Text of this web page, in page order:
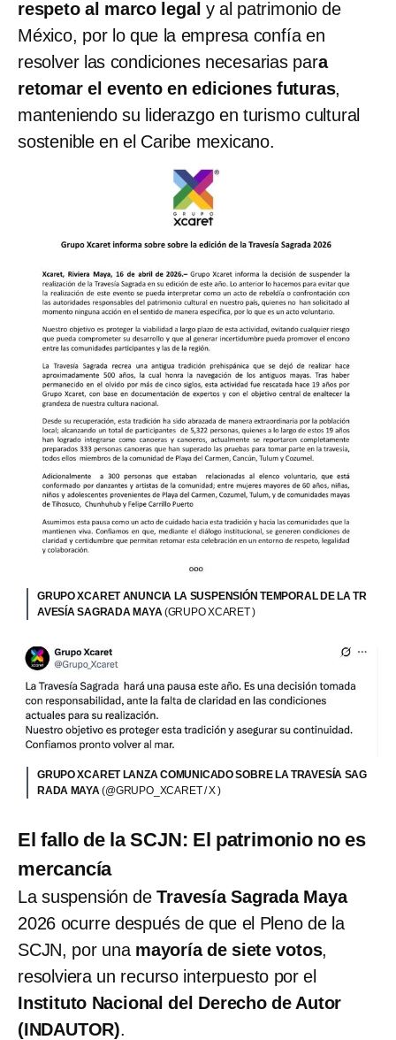
respeto al marco legal y al patrimonio de
México, por lo que la empresa confía en
resolver las condiciones necesarias para
retomar el evento en ediciones futuras,
manteniendo su liderazgo en turismo cultural
sostenible en el Caribe mexicano.
GRUPO XCARET ANUNCIA LA SUSPENSIÓN TEMPORAL DE LA TR
AVESÍA SAGRADA MAYA(GRUPO XCARET )
GRUPO XCARET LANZA COMUNICADO SOBRE LA TRAVESÍA SAG
RADA MAYA(@GRUPO_XCARET / X )
El fallo de la SCJN: El patrimonio no es
mercancía
La suspensión deTravesía Sagrada Maya
2026 ocurre después de que el Pleno de la
SCJN, por una mayoría de siete votos,
resolviera un recurso interpuesto por el
Instituto Nacional del Derecho de Autor
(INDAUTOR).